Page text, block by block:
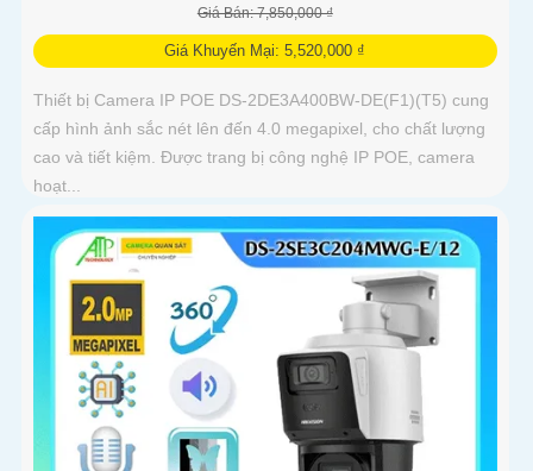
Giá Bán: 7,850,000 ₫
Giá Khuyến Mại: 5,520,000 ₫
Thiết bị Camera IP POE DS-2DE3A400BW-DE(F1)(T5) cung
cấp hình ảnh sắc nét lên đến 4.0 megapixel, cho chất lượng
cao và tiết kiệm. Được trang bị công nghệ IP POE, camera
hoạt...